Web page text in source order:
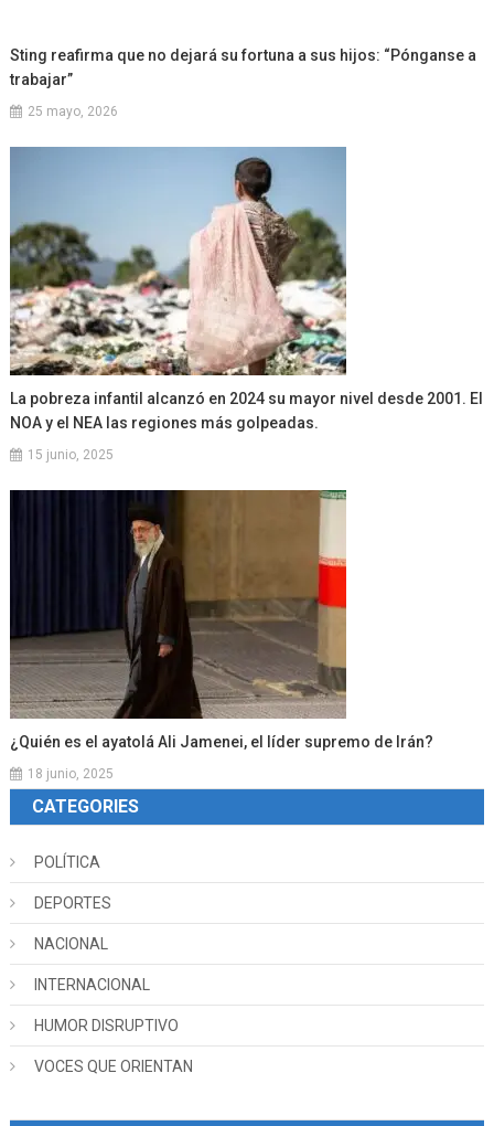
Sting reafirma que no dejará su fortuna a sus hijos: “Pónganse a
trabajar”
25 mayo, 2026
La pobreza infantil alcanzó en 2024 su mayor nivel desde 2001. El
NOA y el NEA las regiones más golpeadas.
15 junio, 2025
¿Quién es el ayatolá Ali Jamenei, el líder supremo de Irán?
18 junio, 2025
CATEGORIES
POLÍTICA
DEPORTES
NACIONAL
INTERNACIONAL
HUMOR DISRUPTIVO
VOCES QUE ORIENTAN